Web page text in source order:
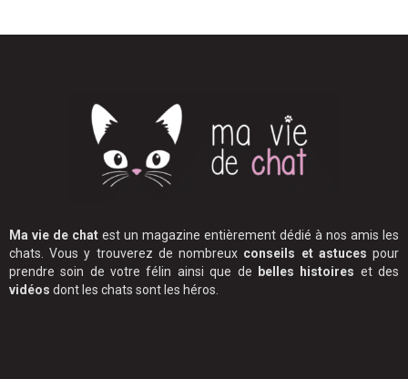
Ma vie de chat est un magazine entièrement dédié à nos amis les
chats. Vous y trouverez de nombreux conseils et astuces pour
prendre soin de votre félin ainsi que de belles histoires et des
vidéos dont les chats sont les héros.